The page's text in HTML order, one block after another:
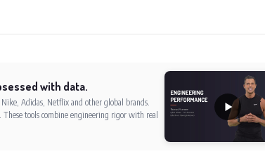
with data.
Adidas, Netflix and other global brands.
tools combine engineering rigor with real